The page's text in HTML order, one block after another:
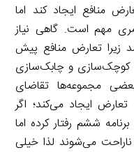
منافع ایجاد کند اما
مهم است. گاهی نیاز
زیرا تعارض منافع پیش
کوچک‌سازی و چابک‌سازی
مجموعه‌ها تقاضای
ایجاد می‌کند؛ اگر
ششم رفتار کرده اما
ناراحت می‌شوند لذا خیلی